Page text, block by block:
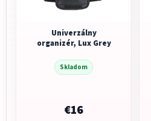
Univerzálny
organizér, Lux Grey
Skladom
€16